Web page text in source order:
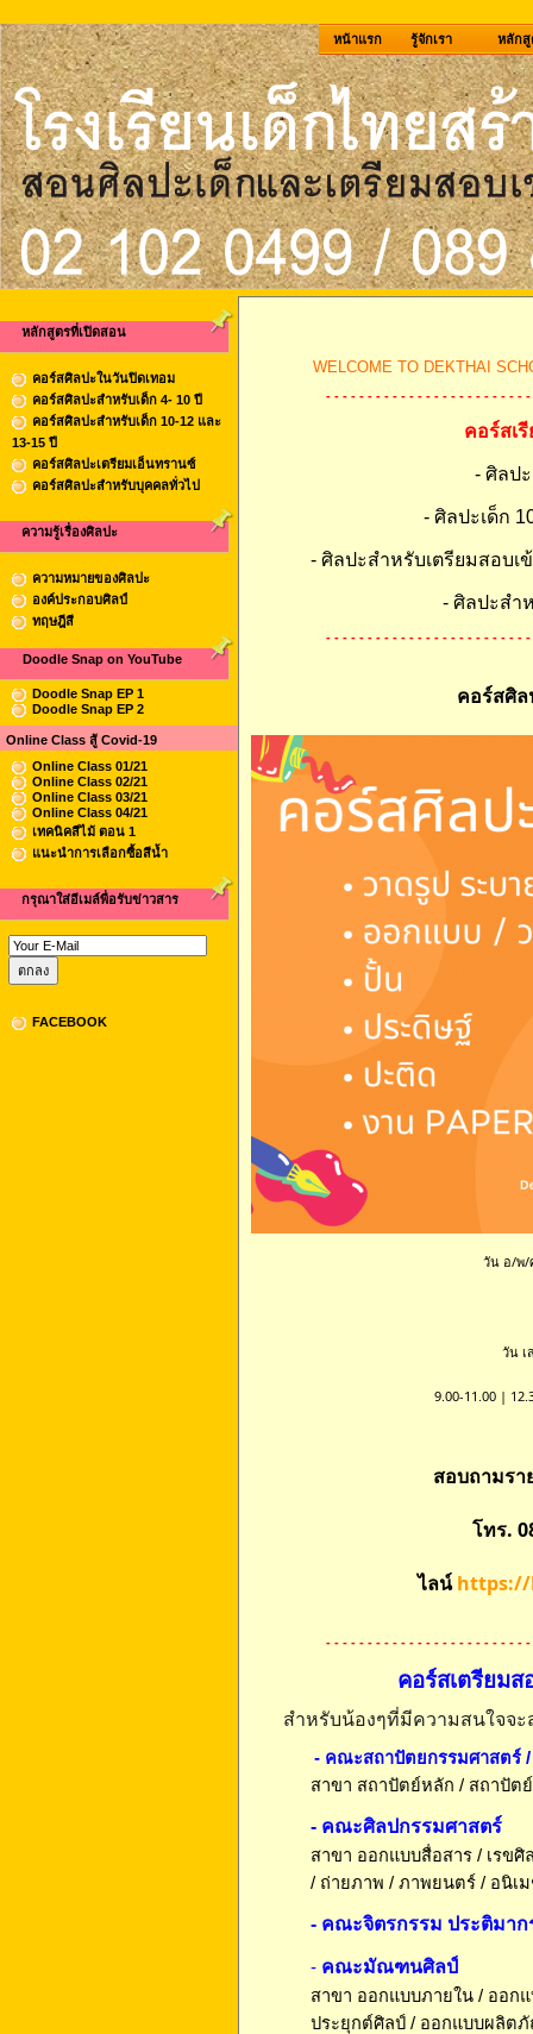
หน้าแรก รู้จักเรา หลักสู
หลักสูตรที่เปิดสอน
คอร์สศิลปะในวันปิดเทอม
คอร์สศิลปะสำหรับเด็ก 4- 10 ปี
คอร์สศิลปะสำหรับเด็ก 10-12 และ
13-15 ปี
คอร์สศิลปะเตรียมเอ็นทรานซ์
คอร์สศิลปะสำหรับบุคคลทั่วไป
ความรู้เรื่องศิลปะ
ความหมายของศิลปะ
องค์ประกอบศิลป์
ทฤษฎีสี
Doodle Snap on YouTube
Doodle Snap EP 1
Doodle Snap EP 2
Online Class สู้ Covid-19
Online Class 01/21
Online Class 02/21
Online Class 03/21
Online Class 04/21
เทคนิคสีไม้ ตอน 1
แนะนำการเลือกซื้อสีน้ำ
กรุณาใส่อีเมล์พื่อรับข่าวสาร
FACEBOOK
WELCOME TO DEKTHAI
- - - - - - - - - - - - - - - - - - - - - - - -
คอร์สเ
- ศิลป
- ศิลปะเด็ก
- ศิลปะสำหรับเตรียมสอบเ
- ศิลปะสำ
- - - - - - - - - - - - - - - - - - - - - - - -
คอร์สศิล
วัน อ/พ/
วัน เ
9.00-11.00 |
สอบถามรา
โทร.
ไลน์ https://
- - - - - - - - - - - - - - - - - - - - - - - -
คอร์สเตรียมส
สำหรับน้องๆที่มีความสนใจจ
- คณะสถาปัตยกรรมศาสตร์
สาขา สถาปัตย์หลัก / สถาปัต
- คณะศิลปกรรมศาสตร์
สาขา ออกแบบสื่อสาร / เรข
/ ถ่ายภาพ / ภาพยนตร์ / อนิเ
- คณะจิตรกรรม ประติมา
- คณะมัณฑนศิลป์
สาขา ออกแบบภายใน / ออก
ประยุกต์ศิลป์ / ออกแบบผลิต